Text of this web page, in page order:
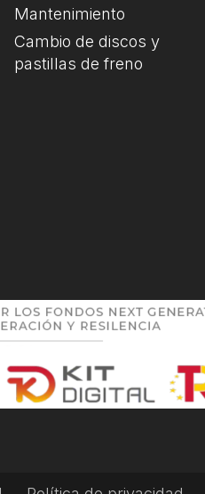
Mantenimiento
Cambio de discos y
pastillas de freno